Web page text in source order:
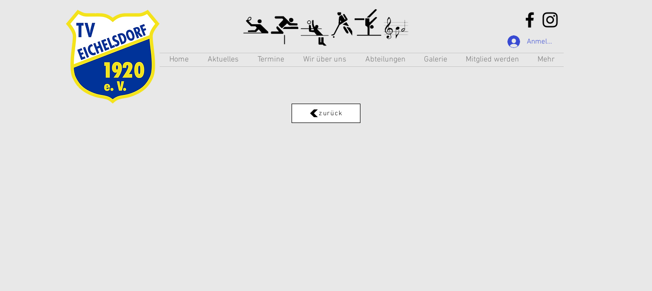
Anmelden
Home Aktuelles Termine Wir über uns Abteilungen Galerie Mitglied werden Mehr
zurück